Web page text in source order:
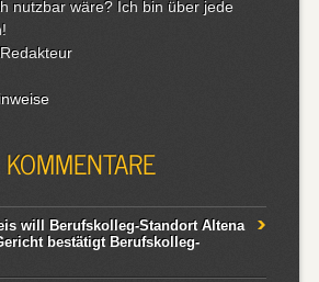
nutzbar wäre? Ich bin über jede
will Berufskolleg-Standort Altena
bestätigt Berufskolleg-